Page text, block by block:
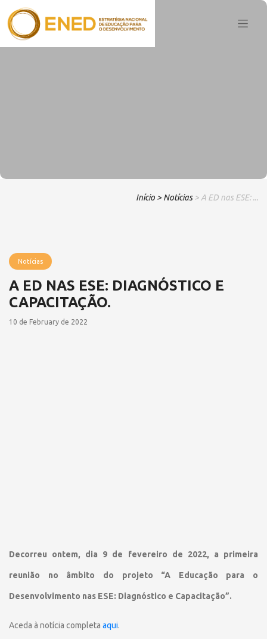
Início > Notícias > A ED nas ESE: ...
Notícias
A ED NAS ESE: DIAGNÓSTICO E
CAPACITAÇÃO.
10 de February de 2022
Decorreu ontem, dia 9 de fevereiro de 2022, a primeira
reunião no âmbito do projeto “A Educação para o
Desenvolvimento nas ESE: Diagnóstico e Capacitação”.
Aceda à notícia completa aqui.